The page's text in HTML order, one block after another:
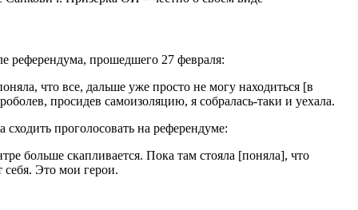
референдума, прошедшего 27 февраля:
что все, дальше уже просто не могу находиться [в
просидев самоизоляцию, я собралась-таки и уехала.
проголосовать на референдуме:
больше скапливается. Пока там стояла [поняла], что
Это мои герои.